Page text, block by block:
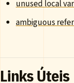
unused local
ambiguous
Links Úteis